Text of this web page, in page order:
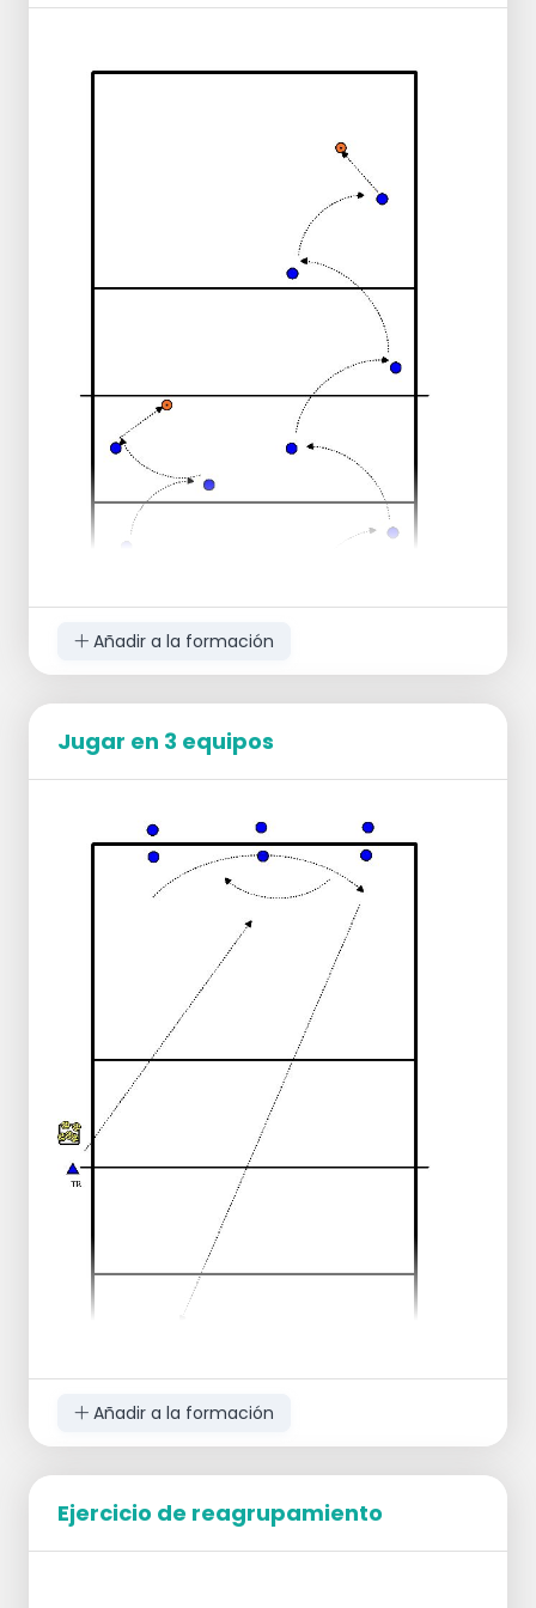
Haz que los jugadores jueguen por encima
En un lado, paralelo a la línea lateral, coloca
realicen un ejercicio a través de la escalera.
En el otro lado, coloca peones en los que
tengan que hacer slalom, girando sobre sí
Es importante que el balón no caiga al
suelo, la comunicación es importante.
Si es necesario, añada una penalización si
el balón cae al suelo. Rodar la cabeza,
Primero con lanzamiento y recepción por
debajo de la mano, luego por encima de la
cabeza. La recepción y el empuje cambian
a lanzamiento hacia arriba y por encima de
la cabeza.
Formamos dos filas en la línea de fondo.
Los jugadores se alternan para jugar. El
último intenta meter el balón en la canasta.
Puedes hacerlo más difícil colocando la
canasta más allá de la red para que
tengan que pasar por debajo de ella.
Todas las llaves
Todos por debajo
Alternando llaves/por debajo
Libre elección - el último jugador anota
metiendo la canasta con un tiro por
encima del hombro
Añadir a la formación
Jugar en 3 equipos
1x 3 equipos en línea de fondo 1 lado del
Añadir a la formación
Ejercicio de reagrupamiento